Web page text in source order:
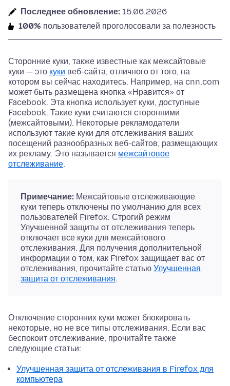
Последнее обновление: 15.06.2026
100% пользователей проголосовали за полезность
Сторонние куки, также известные как межсайтовые
куки — это куки веб-сайта, отличного от того, на
котором вы сейчас находитесь. Например, на cnn.com
может быть размещена кнопка «Нравится» от
Facebook. Эта кнопка использует куки, доступные
Facebook. Такие куки считаются сторонними
(межсайтовыми). Некоторые рекламодатели
используют такие куки для отслеживания ваших
посещений разнообразных веб-сайтов, размещающих
их рекламу. Это называется межсайтовое
отслеживание.
Примечание: Межсайтовые отслеживающие
куки теперь отключены по умолчанию для всех
пользователей Firefox. Строгий режим
Улучшенной защиты от отслеживания теперь
отключает все куки для межсайтового
отслеживания. Для получения дополнительной
информации о том, как Firefox защищает вас от
отслеживания, прочитайте статью Улучшенная
защита от отслеживания.
Отключение сторонних куки может блокировать
некоторые, но не все типы отслеживания. Если вас
беспокоит отслеживание, прочитайте также
следующие статьи:
Улучшенная защита от отслеживания в Firefox для
компьютера